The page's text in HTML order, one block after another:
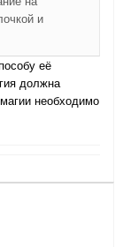
и
её
должна
необходимо